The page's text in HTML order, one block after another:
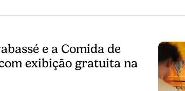
e a Comida de
exibição gratuita na